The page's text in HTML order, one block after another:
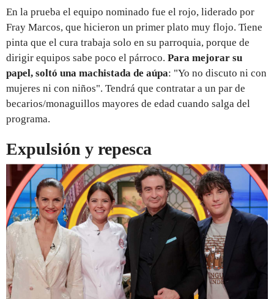
En la prueba el equipo nominado fue el rojo, liderado por
Fray Marcos, que hicieron un primer plato muy flojo. Tiene
pinta que el cura trabaja solo en su parroquia, porque de
dirigir equipos sabe poco el párroco. Para mejorar su
papel, soltó una machistada de aúpa: "Yo no discuto ni con
mujeres ni con niños". Tendrá que contratar a un par de
becarios/monaguillos mayores de edad cuando salga del
programa.
Expulsión y repesca